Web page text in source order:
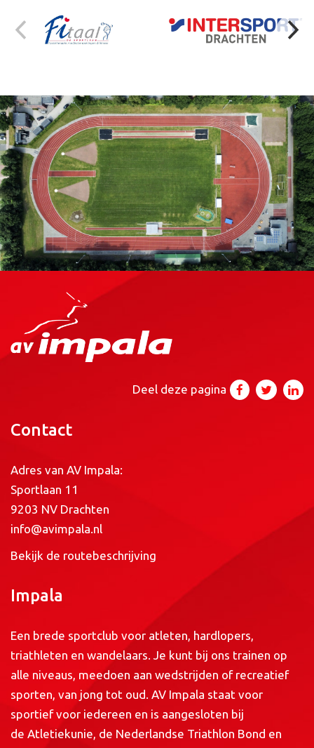
Deel deze pagina
Contact
Adres van AV Impala:
Sportlaan 11
9203 NV Drachten
info@avimpala.nl
Bekijk de routebeschrijving
Impala
Een brede sportclub voor atleten, hardlopers,
triathleten en wandelaars. Je kunt bij ons trainen op
alle niveaus, meedoen aan wedstrijden of recreatief
sporten, van jong tot oud. AV Impala staat voor
sportief voor iedereen en is aangesloten bij
de Atletiekunie, de Nederlandse Triathlon Bond en